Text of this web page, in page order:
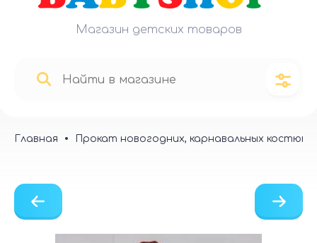
Магазин детских товаров
Главная Прокат новогодних, карнавальных